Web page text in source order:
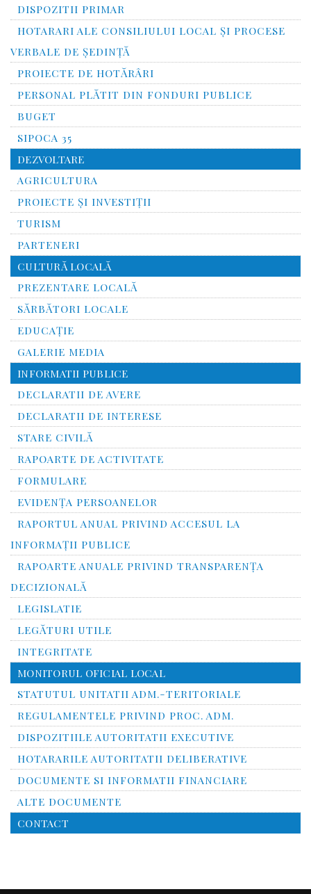
DISPOZITII PRIMAR
HOTARARI ALE CONSILIULUI LOCAL ȘI PROCESE
VERBALE DE ȘEDINȚĂ
PROIECTE DE HOTĂRÂRI
PERSONAL PLĂTIT DIN FONDURI PUBLICE
BUGET
SIPOCA 35
DEZVOLTARE
AGRICULTURA
PROIECTE ȘI INVESTIȚII
TURISM
PARTENERI
CULTURĂ LOCALĂ
PREZENTARE LOCALĂ
SĂRBĂTORI LOCALE
EDUCAȚIE
GALERIE MEDIA
INFORMATII PUBLICE
DECLARATII DE AVERE
DECLARATII DE INTERESE
STARE CIVILĂ
RAPOARTE DE ACTIVITATE
FORMULARE
EVIDENȚA PERSOANELOR
RAPORTUL ANUAL PRIVIND ACCESUL LA
INFORMAŢII PUBLICE
RAPOARTE ANUALE PRIVIND TRANSPARENŢA
DECIZIONALĂ
LEGISLATIE
LEGĂTURI UTILE
INTEGRITATE
MONITORUL OFICIAL LOCAL
STATUTUL UNITATII ADM.-TERITORIALE
REGULAMENTELE PRIVIND PROC. ADM.
DISPOZITIILE AUTORITATII EXECUTIVE
HOTARARILE AUTORITATII DELIBERATIVE
DOCUMENTE SI INFORMATII FINANCIARE
ALTE DOCUMENTE
CONTACT